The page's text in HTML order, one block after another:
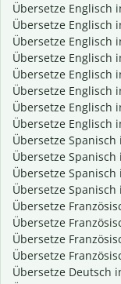
Übersetze Englisch
Übersetze Englisch
Übersetze Englisch
Übersetze Englisch
Übersetze Englisch
Übersetze Englisch
Übersetze Englisch
Übersetze Englisch
Übersetze Spanisch
Übersetze Spanisch
Übersetze Spanisch
Übersetze
Übersetze
Übersetze
Übersetze
Übersetze
Übersetze Deutsch